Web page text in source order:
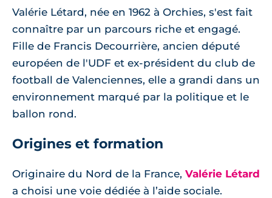
Valérie Létard, née en 1962 à Orchies, s'est fait
connaître par un parcours riche et engagé.
Fille de Francis Decourrière, ancien député
européen de l'UDF et ex-président du club de
football de Valenciennes, elle a grandi dans un
environnement marqué par la politique et le
ballon rond.
Origines et formation
Originaire du Nord de la France, Valérie Létard
a choisi une voie dédiée à l’aide sociale.